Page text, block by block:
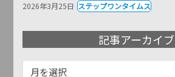
2026年3月25日 ステップワンタイムス
記事アーカイブ